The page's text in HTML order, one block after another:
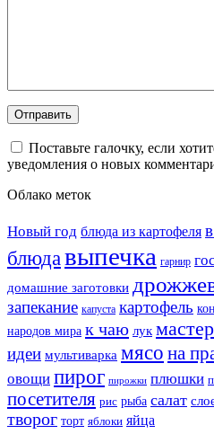
Поставьте галочку, если
уведомления о новых
Облако меток
Новый год блюда из картофеля
блюдавыпечка гарнир
домашние заготовки
запекание капуста картофель
народов мира к чаю лук
идеи мультиварка мясо на
овощи пирог пирожки плюшки
посетителя рис рыба салат
творог торт яблоки яйца